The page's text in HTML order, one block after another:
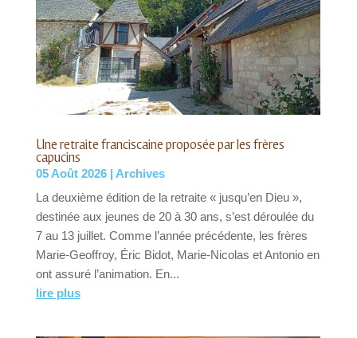
Une retraite franciscaine proposée par les frères
capucins
05 Août 2026| Archives
La deuxième édition de la retraite « jusqu’en Dieu »,
destinée aux jeunes de 20 à 30 ans, s’est déroulée du
7 au 13 juillet. Comme l’année précédente, les frères
Marie-Geoffroy, Éric Bidot, Marie-Nicolas et Antonio en
ont assuré l’animation. En...
lire plus